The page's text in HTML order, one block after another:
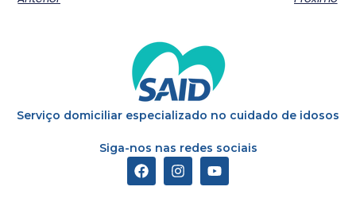
Serviço domiciliar especializado no cuidado de idosos
Siga-nos nas redes sociais